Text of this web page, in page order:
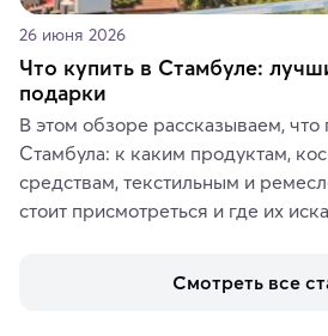
26 июня 2026
Что купить в Стамбуле:
подарки
В этом обзоре рассказываем, что
Стамбула: к каким продуктам,
средствам, текстильным и
стоит присмотреться и где их
аутентичных лавках — в подарок
Смотреть все